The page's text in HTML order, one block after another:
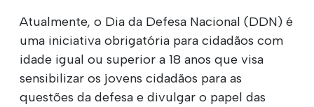
Atualmente, o Dia da Defesa Nacional (DDN) é
uma iniciativa obrigatória para cidadãos com
idade igual ou superior a 18 anos que visa
sensibilizar os jovens cidadãos para as
questões da defesa e divulgar o papel das